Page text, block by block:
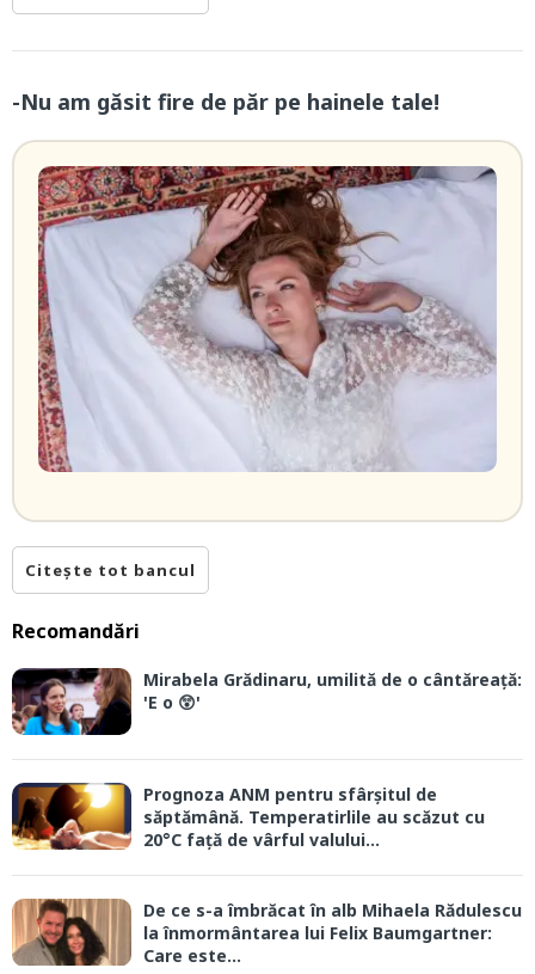
-Nu am găsit fire de păr pe hainele tale!
Citește tot bancul
Recomandări
Mirabela Grădinaru, umilită de o cântăreață:
'E o 😲'
Prognoza ANM pentru sfârșitul de
săptămână. Temperatirlile au scăzut cu
20°C față de vârful valului...
De ce s-a îmbrăcat în alb Mihaela Rădulescu
la înmormântarea lui Felix Baumgartner:
Care este...